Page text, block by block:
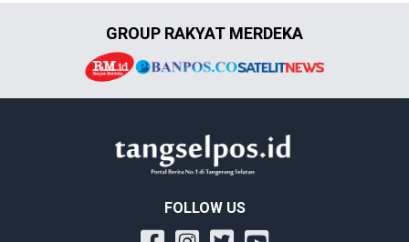
GROUP RAKYAT MERDEKA
FOLLOW US